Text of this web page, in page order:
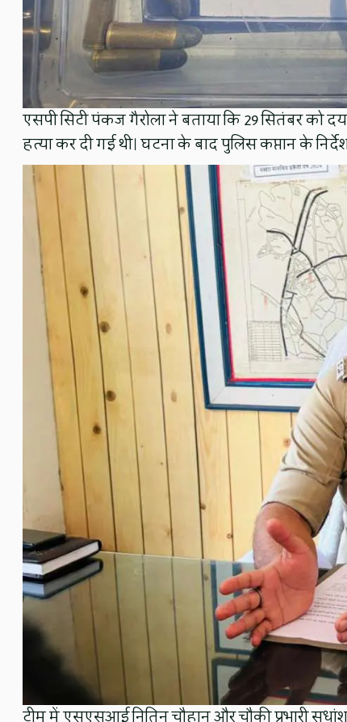
एसपी सिटी पंकज गैरोला ने बताया कि 29 सितंबर को
हत्या कर दी गई थी। घटना के बाद पुलिस कप्तान के